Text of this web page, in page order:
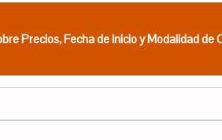
Precios, Fecha de Inicio y Modalidad de